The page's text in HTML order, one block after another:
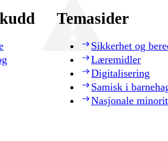
Temasider
Sikkerhet og
Læremidler
Digitalisering
Samisk i
Nasjonale